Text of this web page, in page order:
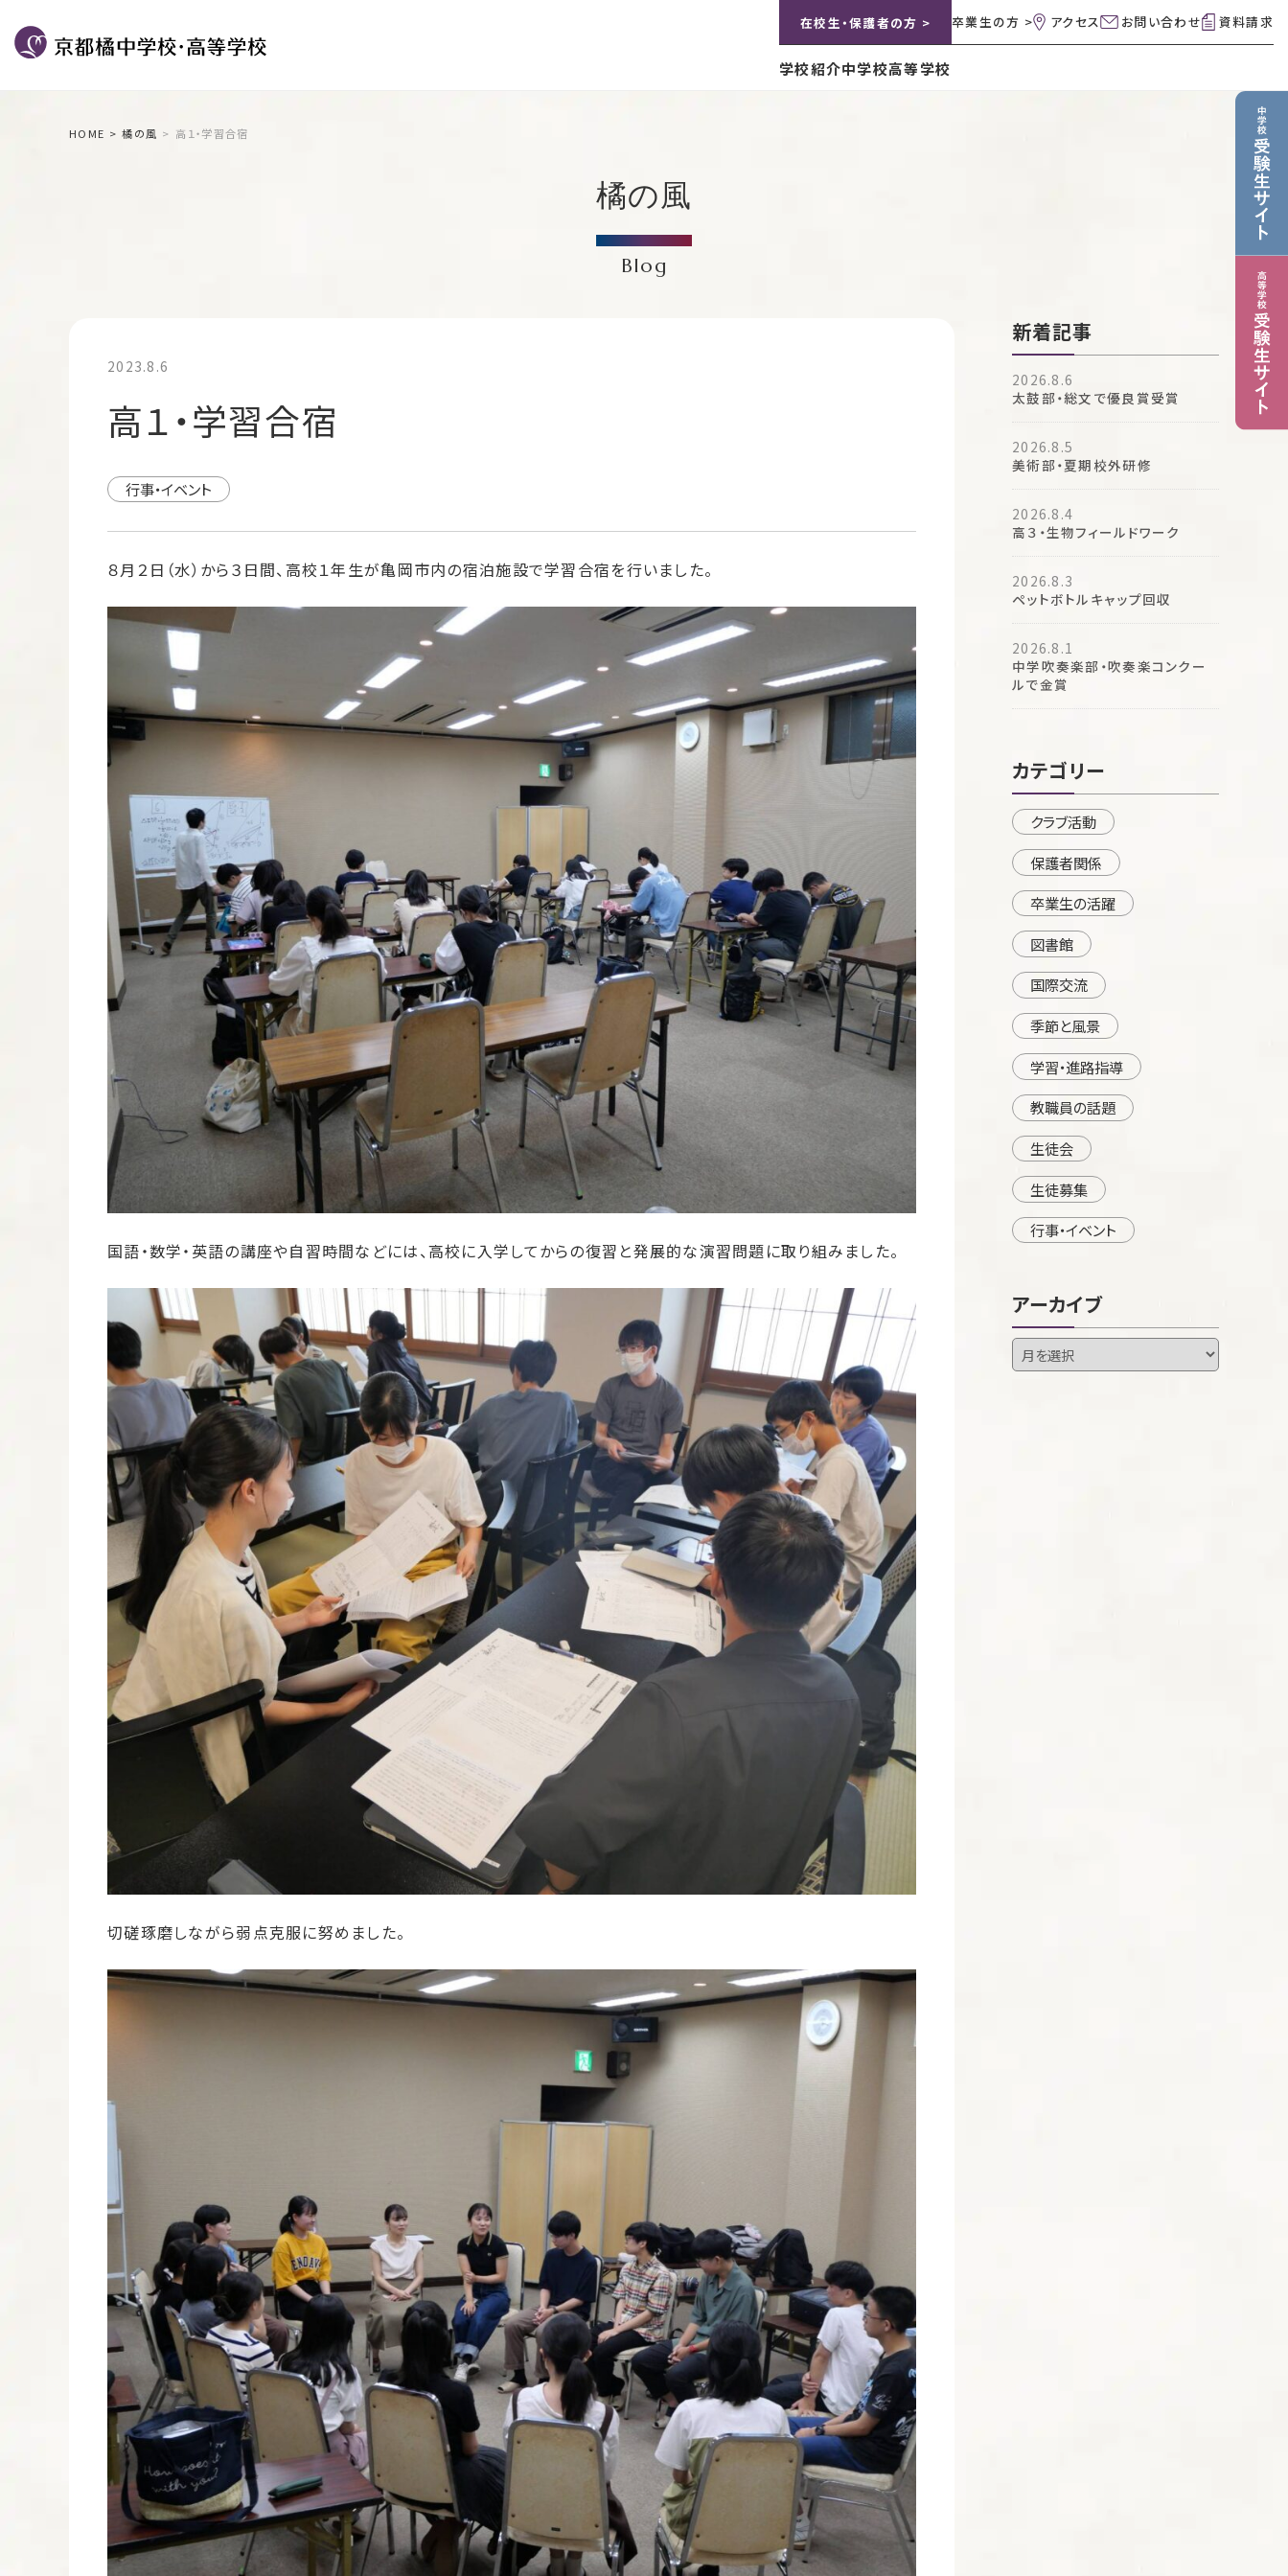
在校生・保護者の方 > 卒業生の方 > アクセス お問い合わせ 資料請求
学校紹介中学校高等学校
HOME 橘の風 高１・学習合宿
橘の風
Blog
2023.8.6
高１・学習合宿
行事・イベント
８月２日（水）から３日間、高校１年生が亀岡市内の宿泊施設で学習合宿を行いました。
国語・数学・英語の講座や自習時間などには、高校に入学してからの復習と発展的な演習問題に取り組みました。
切磋琢磨しながら弱点克服に努めました。
新着記事
2026.8.6
太鼓部・総文で優良賞受賞
2026.8.5
美術部・夏期校外研修
2026.8.4
高３・生物フィールドワーク
2026.8.3
ペットボトルキャップ回収
2026.8.1
中学吹奏楽部・吹奏楽コンクー
ルで金賞
カテゴリー
クラブ活動
保護者関係
卒業生の活躍
図書館
国際交流
季節と風景
学習・進路指導
教職員の話題
生徒会
生徒募集
行事・イベント
アーカイブ